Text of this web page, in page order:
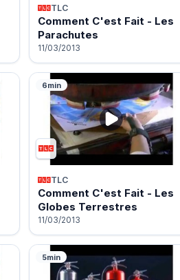
TLC
Comment C'est Fait - Les
Parachutes
11/03/2013
6min
TLC
Comment C'est Fait - Les
Globes Terrestres
11/03/2013
5min